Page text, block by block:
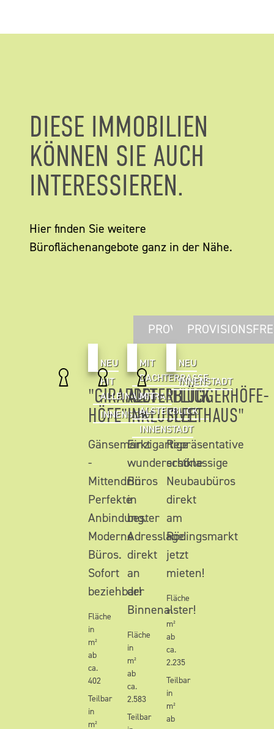
DIESE IMMOBILIEN
KÖNNEN SIE AUCH
INTERESSIEREN.
Hier finden Sie weitere
Büroflächenangebote ganz in der Nähe.
NEU
HIT
ALLEINAUFTRAG
INNENSTADT
"GIRARDET
HÖFE"
Gänsemarkt
-
Mittendrin.
Perfekte
Anbindung.
Moderne
Büros.
Sofort
beziehbar!
Fläche
in
m²
ab
ca.
402
Teilbar
in
m²
PROVISIONSFREI
MIT
DACHTERRASSE
MIT
ALSTERBLICK
INNENSTADT
ALSTERBLICK
INKLUSIVE!
Einzigartige
wunderschöne
Büros
in
bester
Adresslage
direkt
an
der
Binnenalster!
Fläche
in
m²
ab
ca.
2.583
Teilbar
NEU
INNENSTADT
"FLÜGGERHÖFE-
FLEETHAUS"
Repräsentative
erstklassige
Neubaubüros
direkt
am
Rödingsmarkt
jetzt
mieten!
Fläche
in
m²
ab
ca.
2.235
Teilbar
in
m²
ab